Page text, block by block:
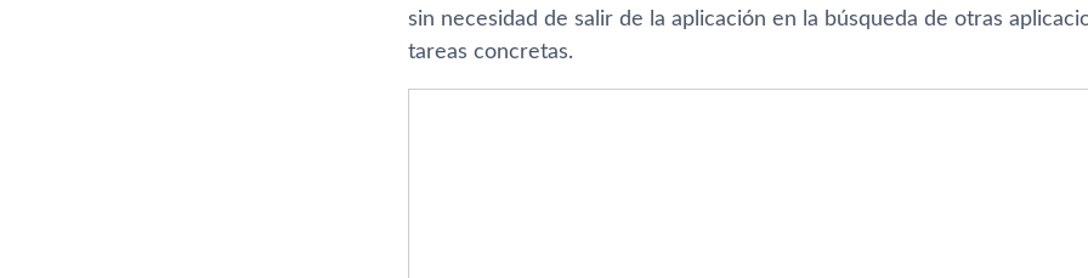
sin necesidad de salir de la aplicación en la búsqueda de otras
tareas concretas.